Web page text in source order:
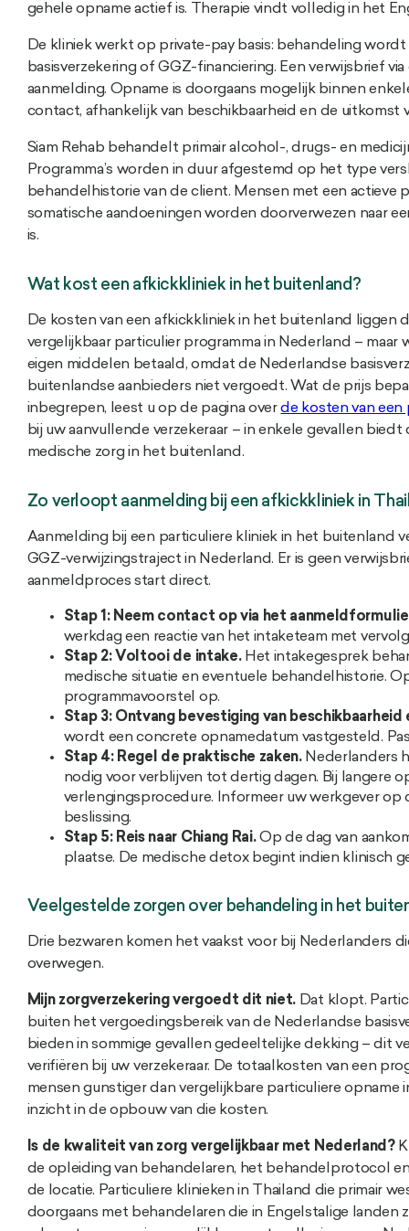
gehele opname actief is. Therapie vindt volledig in het
De kliniek werkt op private-pay basis: behandeling
basisverzekering of GGZ-financiering. Een verwijsbrief
aanmelding. Opname is doorgaans mogelijk binnen
contact, afhankelijk van beschikbaarheid en de uitkomst
Siam Rehab behandelt primair alcohol-, drugs- en
Programma’s worden in duur afgestemd op het type
behandelhistorie van de client. Mensen met een actieve
somatische aandoeningen worden doorverwezen naar
is.
Wat kost een afkickkliniek in het buitenland?
De kosten van een afkickkliniek in het buitenland liggen
vergelijkbaar particulier programma in Nederland –
eigen middelen betaald, omdat de Nederlandse
buitenlandse aanbieders niet vergoedt. Wat de prijs
inbegrepen, leest u op de pagina overde kosten van een
bij uw aanvullende verzekeraar – in enkele gevallen
medische zorg in het buitenland.
Zo verloopt aanmelding bij een afkickkliniek in
Aanmelding bij een particuliere kliniek in het buitenland
GGZ-verwijzingstraject in Nederland. Er is geen
aanmeldproces start direct.
Stap 1: Neem contact op via het
werkdag een reactie van het intaketeam met
Stap 2: Voltooi de intake.Het intakegesprek
medische situatie en eventuele behandelhistorie.
programmavoorstel op.
Stap 3: Ontvang bevestiging van
wordt een concrete opnamedatum vastgesteld.
Stap 4: Regel de praktische zaken.Nederlanders
nodig voor verblijven tot dertig dagen. Bij langere
verlengingsprocedure. Informeer uw werkgever op
beslissing.
Stap 5: Reis naar Chiang Rai.Op de dag van
plaatse. De medische detox begint indien klinisch
Veelgestelde zorgen over behandeling in het
Drie bezwaren komen het vaakst voor bij Nederlanders
overwegen.
Mijn zorgverzekering vergoedt dit niet. Dat klopt.
buiten het vergoedingsbereik van de Nederlandse
bieden in sommige gevallen gedeeltelijke dekking – dit
verifiëren bij uw verzekeraar. De totaalkosten van een
mensen gunstiger dan vergelijkbare particuliere
inzicht in de opbouw van die kosten.
Is de kwaliteit van zorg vergelijkbaar met Nederland?
de opleiding van behandelaren, het behandelprotocol
de locatie. Particuliere klinieken in Thailand die primair
doorgaans met behandelaren die in Engelstalige landen